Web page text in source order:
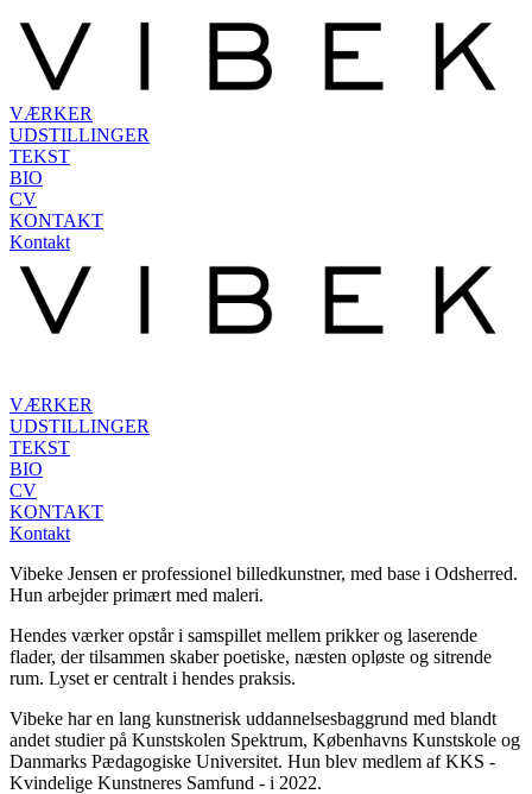
VÆRKER
UDSTILLINGER
TEKST
BIO
CV
KONTAKT
Kontakt
VÆRKER
UDSTILLINGER
TEKST
BIO
CV
KONTAKT
Kontakt
Vibeke Jensen er professionel billedkunstner, med base i Odsherred.
Hun arbejder primært med maleri.
Hendes værker opstår i samspillet mellem prikker og laserende
flader, der tilsammen skaber poetiske, næsten opløste og sitrende
rum. Lyset er centralt i hendes praksis.
Vibeke har en lang kunstnerisk uddannelsesbaggrund med blandt
andet studier på Kunstskolen Spektrum, Københavns Kunstskole og
Danmarks Pædagogiske Universitet. Hun blev medlem af KKS -
Kvindelige Kunstneres Samfund - i 2022.